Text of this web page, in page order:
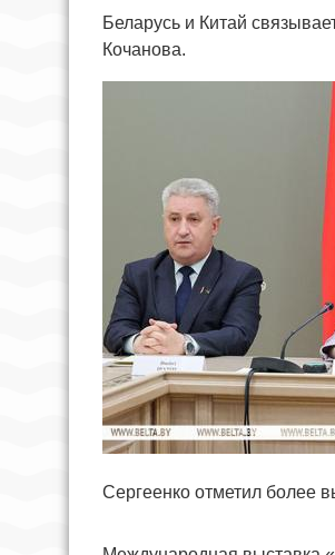
Беларусь и Китай
Кочанова.
Сергеенко отметил более